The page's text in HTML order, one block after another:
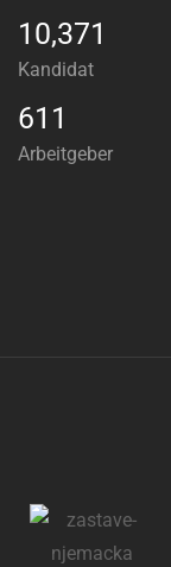
10,371
Kandidat
611
Arbeitgeber